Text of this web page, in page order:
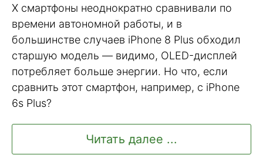
X смартфоны неоднократно сравнивали по
времени автономной работы, и в
большинстве случаев iPhone 8 Plus обходил
старшую модель — видимо, OLED-дисплей
потребляет больше энергии. Но что, если
сравнить этот смартфон, например, с iPhone
6s Plus?
Читать далее ...